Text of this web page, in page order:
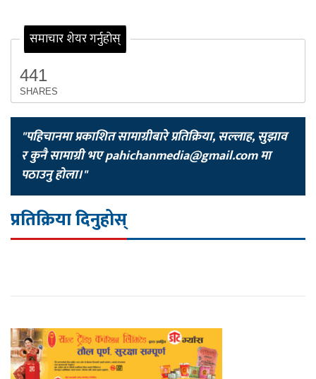
समाचार शेयर गर्नुहोस्
441
SHARES
"पहिचानमा प्रकाशित सामाग्रीबारे प्रतिक्रिया, सल्लाह, सुझाव
र कुनै सामाग्री भएpahichanmedia@gmail.comमा
पठाउनु होला।"
प्रतिक्रिया दिनुहोस्